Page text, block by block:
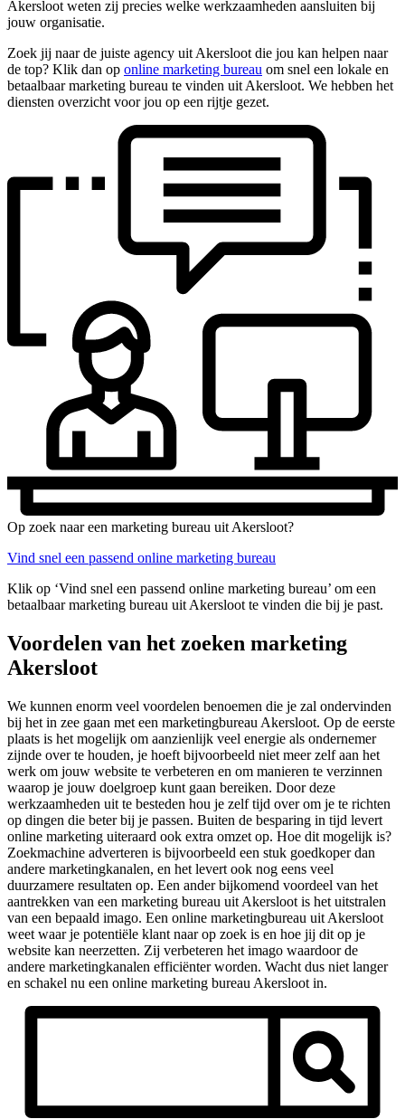
Akersloot weten zij precies welke werkzaamheden aansluiten bij
jouw organisatie.
Zoek jij naar de juiste agency uit Akersloot die jou kan helpen naar
de top? Klik dan op online marketing bureau om snel een lokale en
betaalbaar marketing bureau te vinden uit Akersloot. We hebben het
diensten overzicht voor jou op een rijtje gezet.
Op zoek naar een marketing bureau uit Akersloot?
Vind snel een passend online marketing bureau
Klik op ‘Vind snel een passend online marketing bureau’ om een
betaalbaar marketing bureau uit Akersloot te vinden die bij je past.
Voordelen van het zoeken marketing
Akersloot
We kunnen enorm veel voordelen benoemen die je zal ondervinden
bij het in zee gaan met een marketingbureau Akersloot. Op de eerste
plaats is het mogelijk om aanzienlijk veel energie als ondernemer
zijnde over te houden, je hoeft bijvoorbeeld niet meer zelf aan het
werk om jouw website te verbeteren en om manieren te verzinnen
waarop je jouw doelgroep kunt gaan bereiken. Door deze
werkzaamheden uit te besteden hou je zelf tijd over om je te richten
op dingen die beter bij je passen. Buiten de besparing in tijd levert
online marketing uiteraard ook extra omzet op. Hoe dit mogelijk is?
Zoekmachine adverteren is bijvoorbeeld een stuk goedkoper dan
andere marketingkanalen, en het levert ook nog eens veel
duurzamere resultaten op. Een ander bijkomend voordeel van het
aantrekken van een marketing bureau uit Akersloot is het uitstralen
van een bepaald imago. Een online marketingbureau uit Akersloot
weet waar je potentiële klant naar op zoek is en hoe jij dit op je
website kan neerzetten. Zij verbeteren het imago waardoor de
andere marketingkanalen efficiënter worden. Wacht dus niet langer
en schakel nu een online marketing bureau Akersloot in.